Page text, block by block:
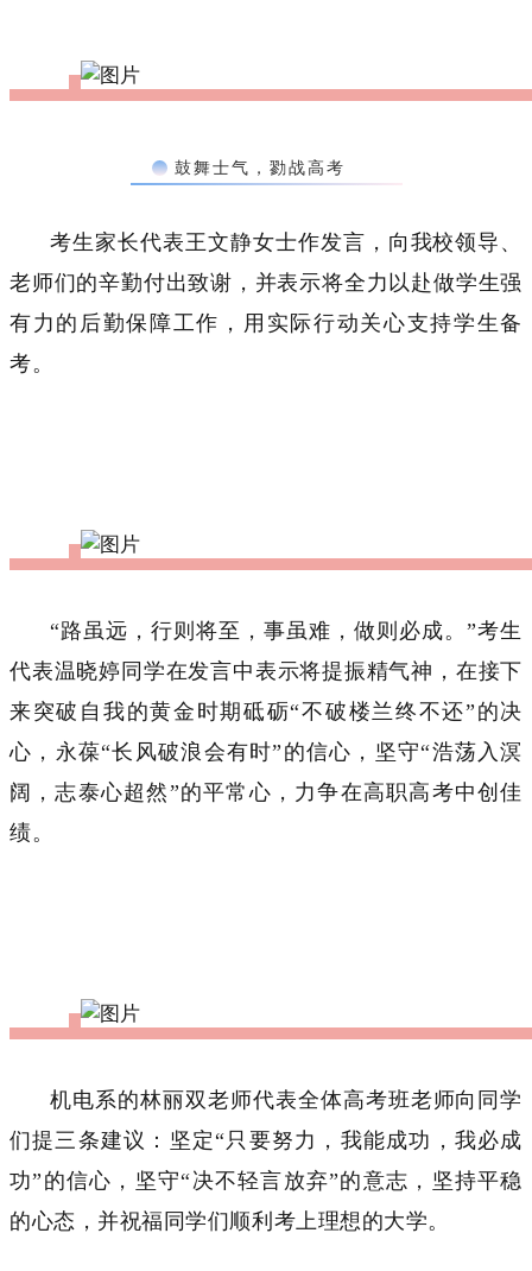
鼓舞士气，勠战高考
考生家长代表王文静女士作发言，向我校领导、
老师们的辛勤付出致谢，并表示将全力以赴做学生强
有力的后勤保障工作，用实际行动关心支持学生备
考。
“路虽远，行则将至，事虽难，做则必成。”考生
代表温晓婷同学在发言中表示将提振精气神，在接下
来突破自我的黄金时期砥砺“不破楼兰终不还”的决
心，永葆“长风破浪会有时”的信心，坚守“浩荡入溟
阔，志泰心超然”的平常心，力争在高职高考中创佳
绩。
机电系的林丽双老师代表全体高考班老师向同学
们提三条建议：坚定“只要努力，我能成功，我必成
功”的信心，坚守“决不轻言放弃”的意志，坚持平稳
的心态，并祝福同学们顺利考上理想的大学。